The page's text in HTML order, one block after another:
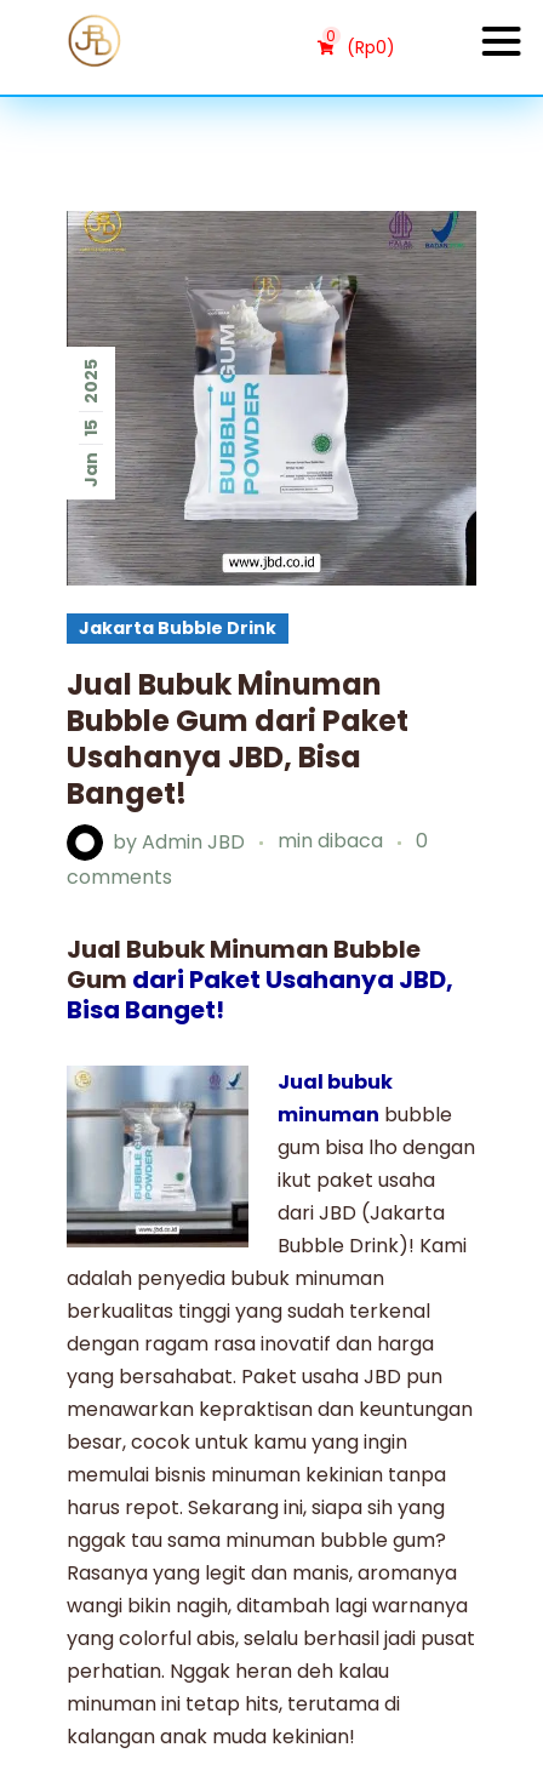
0 (Rp0)
Jan
15
2025
Jakarta Bubble Drink
Jual Bubuk Minuman
Bubble Gum dari Paket
Usahanya JBD, Bisa
Banget!
byAdmin JBD min dibaca
0
comments
Jual Bubuk Minuman Bubble
Gum dari Paket Usahanya JBD,
Bisa Banget!
Jual bubuk
minuman bubble
gum bisa lho dengan
ikut paket usaha
dariJBD (Jakarta
Bubble Drink)! Kami
adalah penyedia bubuk minuman
berkualitas tinggiyang sudah terkenal
dengan ragam rasa inovatif dan harga
yang bersahabat. Paket usaha JBD pun
menawarkan kepraktisan dan keuntungan
besar, cocok untuk kamu yang ingin
memulai bisnis minuman kekinian tanpa
harus repot. Sekarang ini, siapa sih yang
nggak tau sama minuman bubble gum?
Rasanya yang legit dan manis, aromanya
wangi bikin nagih, ditambah lagi warnanya
yang colorful abis, selalu berhasil jadi pusat
perhatian. Nggak heran deh kalau
minuman ini tetap hits, terutama di
kalangan anak muda kekinian!